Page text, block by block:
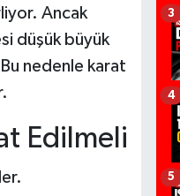
Ancak
düşük büyük
nedenle karat
Edilmeli
3
4
5